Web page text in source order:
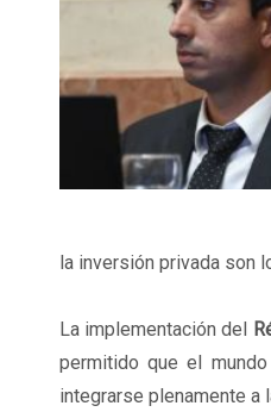
la inversión privada son
La implementación del
permitido que el
integrarse plenamente a